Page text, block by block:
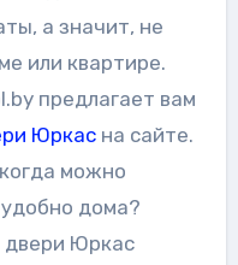
а значит, не
или квартире.
предлагает вам
Юркасна сайте.
можно
дома?
Юркас